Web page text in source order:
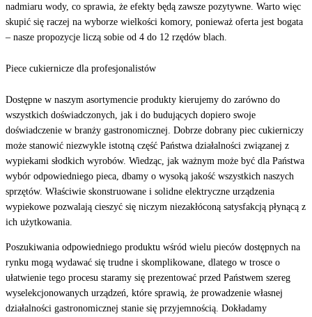
nadmiaru wody, co sprawia, że efekty będą zawsze pozytywne. Warto więc
skupić się raczej na wyborze wielkości komory, ponieważ oferta jest bogata
– nasze propozycje liczą sobie od 4 do 12 rzędów blach.
Piece cukiernicze dla profesjonalistów
Dostępne w naszym asortymencie produkty kierujemy do zarówno do
wszystkich doświadczonych, jak i do budujących dopiero swoje
doświadczenie w branży gastronomicznej. Dobrze dobrany piec cukierniczy
może stanowić niezwykle istotną część Państwa działalności związanej z
wypiekami słodkich wyrobów. Wiedząc, jak ważnym może być dla Państwa
wybór odpowiedniego pieca, dbamy o wysoką jakość wszystkich naszych
sprzętów. Właściwie skonstruowane i solidne elektryczne urządzenia
wypiekowe pozwalają cieszyć się niczym niezakłóconą satysfakcją płynącą z
ich użytkowania.
Poszukiwania odpowiedniego produktu wśród wielu pieców dostępnych na
rynku mogą wydawać się trudne i skomplikowane, dlatego w trosce o
ułatwienie tego procesu staramy się prezentować przed Państwem szereg
wyselekcjonowanych urządzeń, które sprawią, że prowadzenie własnej
działalności gastronomicznej stanie się przyjemnością. Dokładamy